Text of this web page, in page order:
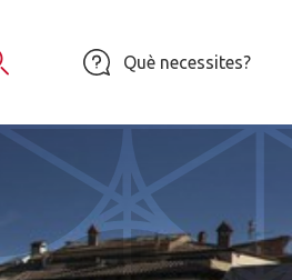
Obrir Cercador
Què necessites?